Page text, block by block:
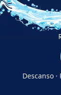
Descanso ·